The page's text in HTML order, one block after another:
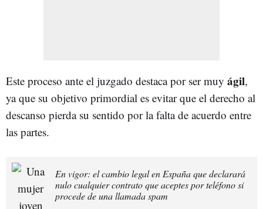
Este proceso ante el juzgado destaca por ser muy ágil,
ya que su objetivo primordial es evitar que el derecho al
descanso pierda su sentido por la falta de acuerdo entre
las partes.
En vigor: el cambio legal en España que declarará
nulo cualquier contrato que aceptes por teléfono si
procede de una llamada spam